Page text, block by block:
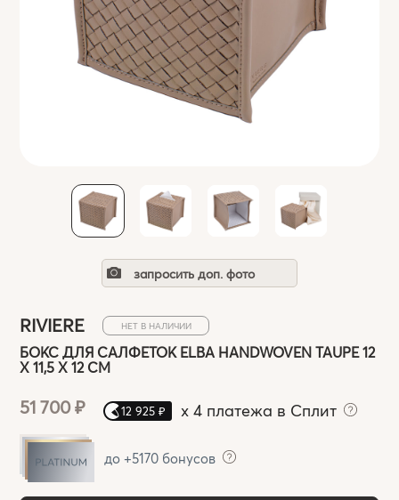
запросить доп. фото
RIVIERE НЕТ В НАЛИЧИИ
БОКС ДЛЯ САЛФЕТОК ELBA HANDWOVEN TAUPE 12
X 11,5 X 12 СМ
51 700 ₽ 12 925 ₽ x 4 платежа в Сплит
до +5170 бонусов